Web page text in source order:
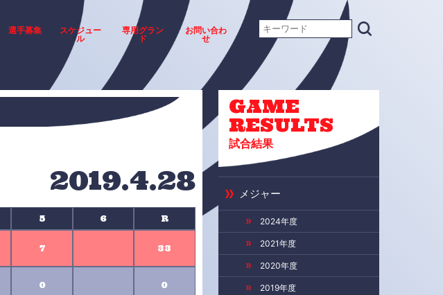
選手募集
スケジュー
ル
専用グラン
ド
お問い合わ
せ
2019.4.28
5 6 R
7 33
0 0
GAME
RESULTS
試合結果
メジャー
2024年度
2021年度
2020年度
2019年度